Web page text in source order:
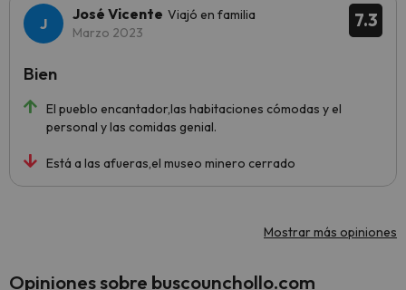
7.3
José Vicente Viajó en familia
Marzo 2023
El pueblo encantador,las habitaciones cómodas y el
personal y las comidas genial.
Está a las afueras,el museo minero cerrado
Bien
Mostrar más opiniones
Opiniones sobre buscounchollo.com